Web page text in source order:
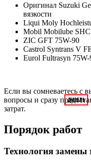
Оригинал Suzuki
вязкости
Liqui Moly
Mobil Mobilube
ZIC GFT 75W-90
Castrol Syntrans V
Eurol Fultrasyn
Если вы сомневаетесь с
вопросы и сразу
затрат.
Порядок работ
Технология